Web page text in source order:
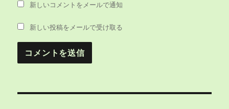
新しいコメントをメールで通知
新しい投稿をメールで受け取る